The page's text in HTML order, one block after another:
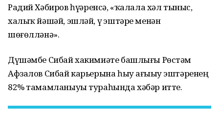
Радий Хәбиров һүҙҙәренсә, «ҡалала хәл тыныс,
халыҡ йәшәй, эшләй, үҙ эштәре менән
шөғөлләнә».
Дүшәмбе Сибай хакимиәте башлығы Рөстәм
Афзалов Сибай карьерына һыу ағыҙыу эштәренең
82% тамамланыуы тураһында хәбәр итте.